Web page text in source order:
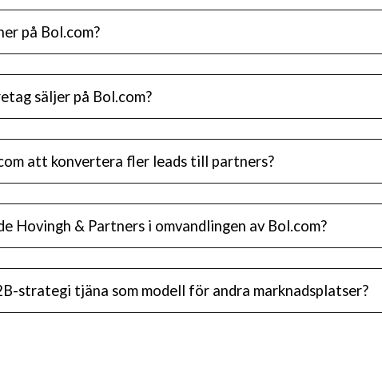
på Bol.com?
säljer på Bol.com?
att konvertera fler leads till partners?
Hovingh & Partners i omvandlingen av Bol.com?
strategi tjäna som modell för andra marknadsplatser?